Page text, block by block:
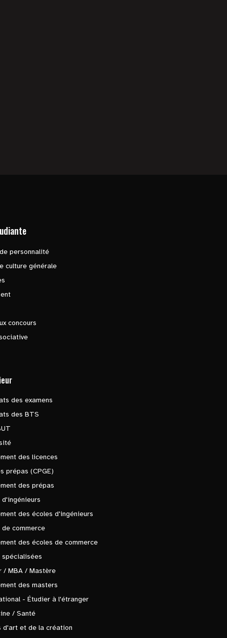
personnalité
culture générale
concours
des examens
des BTS
des licences
prépas (CPGE)
des prépas
d'ingénieurs
des écoles d'ingénieurs
de commerce
des écoles de commerce
spécialisées
/ MBA / Mastère
des masters
- Étudier à l'étranger
/ Santé
d'art et de la création